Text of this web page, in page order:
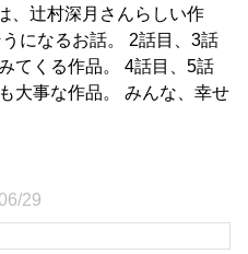
、辻村深月さんらしい作
になるお話。 2話目、3話
てくる作品。 4話目、5話
大事な作品。 みんな、幸せ
29